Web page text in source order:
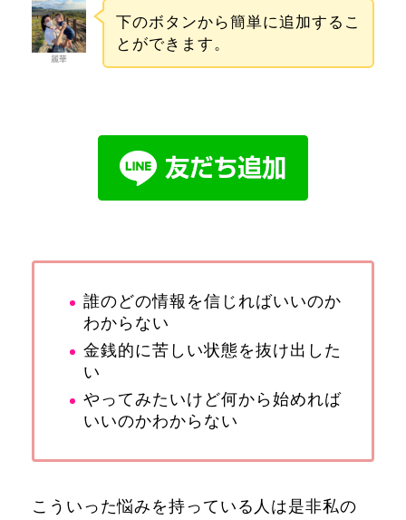
麗華
下のボタンから簡単に追加するこ
とができます。
誰のどの情報を信じればいいのか
わからない
金銭的に苦しい状態を抜け出した
い
やってみたいけど何から始めれば
いいのかわからない
こういった悩みを持っている人は是非私の